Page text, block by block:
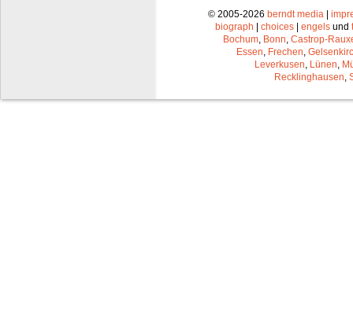
© 2005-2026 berndt media |
biograph | choices | engels und
Bochum Bonn Castrop-
Essen Frechen
Leverkusen Lünen
Recklinghausen